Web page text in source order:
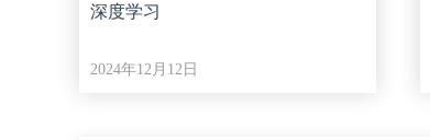
深度学习
2024年12月12日